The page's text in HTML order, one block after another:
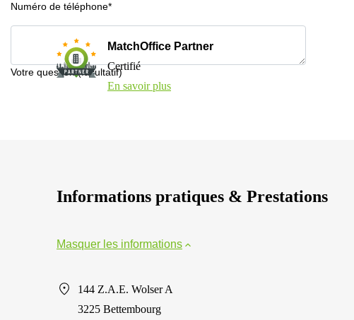
Numéro de téléphone*
Votre question (facultatif)
MatchOffice Partner
Certifié
En savoir plus
Informations pratiques & Prestations
Masquer les informations
144 Z.A.E. Wolser A
3225 Bettembourg